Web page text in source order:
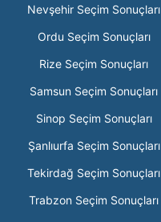
Nevşehir Seçim Sonuçları
Ordu Seçim Sonuçları
Rize Seçim Sonuçları
Samsun Seçim Sonuçları
Sinop Seçim Sonuçları
Şanlıurfa Seçim Sonuçları
Tekirdağ Seçim Sonuçları
Trabzon Seçim Sonuçları